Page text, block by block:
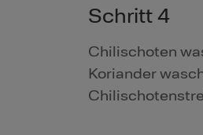
Schritt 4
Chilischoten
Koriander